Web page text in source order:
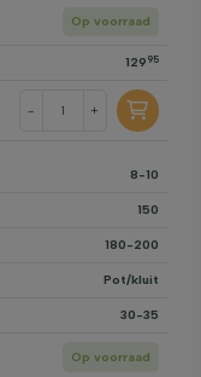
Op voorraad
129 95
- +
8-10
150
180-200
Pot/kluit
30-35
Op voorraad